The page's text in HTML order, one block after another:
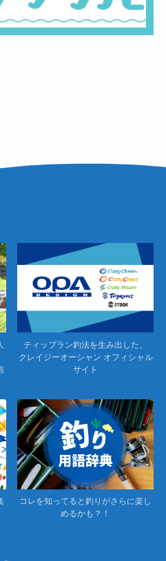
ティップラン釣法を生み出した、
クレイジーオーシャン オフィシャル
サイト
コレを知ってると釣りがさらに楽し
めるかも？！